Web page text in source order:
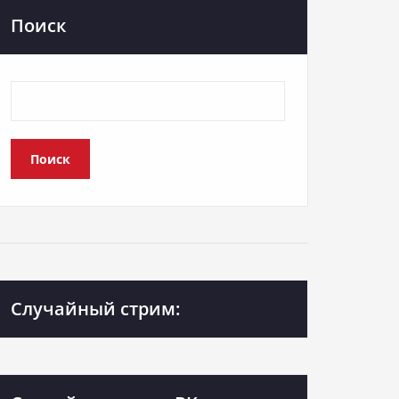
Поиск
Поиск
Случайный стрим: